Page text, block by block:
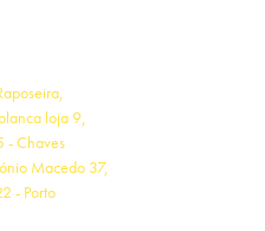
loja 9,
Chaves
Macedo 37,
- Porto